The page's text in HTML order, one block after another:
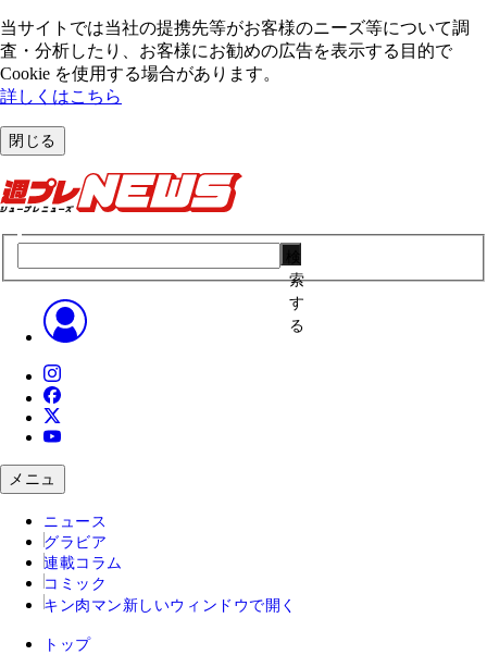
当サイトでは当社の提携先等がお客様のニーズ等について調
査・分析したり、お客様にお勧めの広告を表⽰する⽬的で
Cookie を使⽤する場合があります。
詳しくはこちら
閉じる
索
す
る
メニュ
ニュース
グラビア
連載コラム
コミック
キン肉マン 新しいウィンドウで開く
トップ